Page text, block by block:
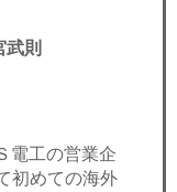
則
電工の営業企
初めての海外